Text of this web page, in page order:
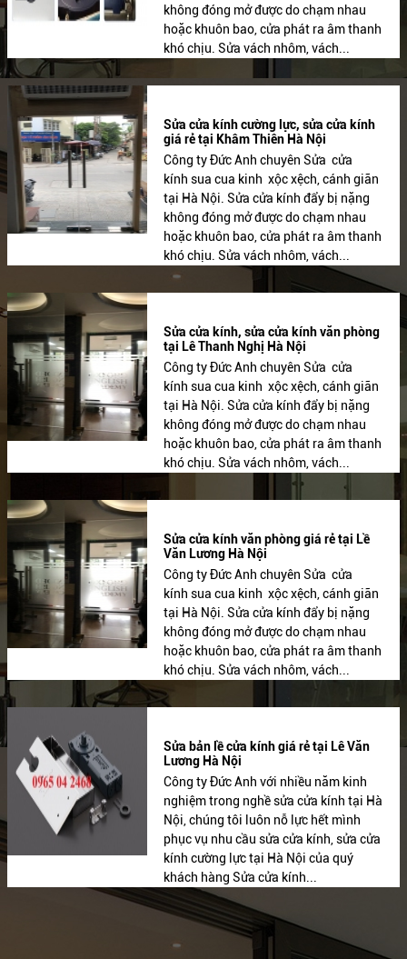
không đóng mở được do chạm nhau
hoặc khuôn bao, cửa phát ra âm thanh
khó chịu. Sửa vách nhôm, vách...
Sửa cửa kính cường lực, sửa cửa kính
giá rẻ tại Khâm Thiên Hà Nội
Công ty Đức Anh chuyên Sửa cửa
kính sua cua kinh xộc xệch, cánh giãn
tại Hà Nội. Sửa cửa kính đẩy bị nặng
không đóng mở được do chạm nhau
hoặc khuôn bao, cửa phát ra âm thanh
khó chịu. Sửa vách nhôm, vách...
Sửa cửa kính, sửa cửa kính văn phòng
tại Lê Thanh Nghị Hà Nội
Công ty Đức Anh chuyên Sửa cửa
kính sua cua kinh xộc xệch, cánh giãn
tại Hà Nội. Sửa cửa kính đẩy bị nặng
không đóng mở được do chạm nhau
hoặc khuôn bao, cửa phát ra âm thanh
khó chịu. Sửa vách nhôm, vách...
Sửa cửa kính văn phòng giá rẻ tại Lề
Văn Lương Hà Nội
Công ty Đức Anh chuyên Sửa cửa
kính sua cua kinh xộc xệch, cánh giãn
tại Hà Nội. Sửa cửa kính đẩy bị nặng
không đóng mở được do chạm nhau
hoặc khuôn bao, cửa phát ra âm thanh
khó chịu. Sửa vách nhôm, vách...
Sửa bản lề cửa kính giá rẻ tại Lê Văn
Lương Hà Nội
Công ty Đức Anh với nhiều năm kinh
nghiệm trong nghề sửa cửa kính tại Hà
Nội, chúng tôi luôn nỗ lực hết mình
phục vụ nhu cầu sửa cửa kính, sửa cửa
kính cường lực tại Hà Nội của quý
khách hàng Sửa cửa kính...